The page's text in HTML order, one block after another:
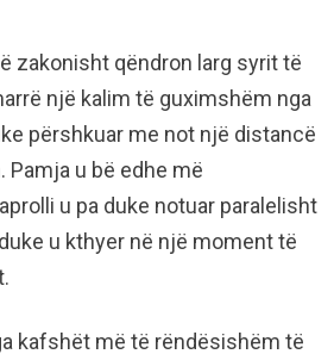
zakonisht qëndron larg syrit të
një kalim të guximshëm nga
përshkuar me not një distancë
Pamja u bë edhe më
u pa duke notuar paralelisht
u kthyer në një moment të
kafshët më të rëndësishëm të